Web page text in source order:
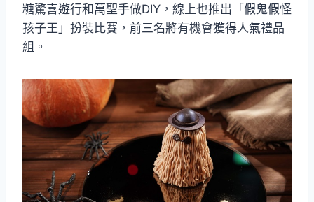
糖驚喜遊行和萬聖手做DIY，線上也推出「假鬼假怪
孩子王」扮裝比賽，前三名將有機會獲得人氣禮品
組。